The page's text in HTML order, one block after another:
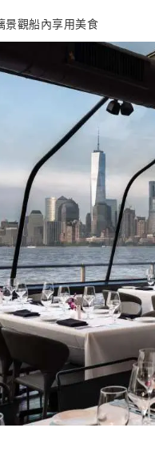
景觀船內享用美食